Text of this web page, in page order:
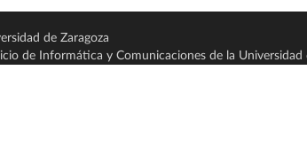
de Zaragoza
de Informática y Comunicaciones de la Universidad